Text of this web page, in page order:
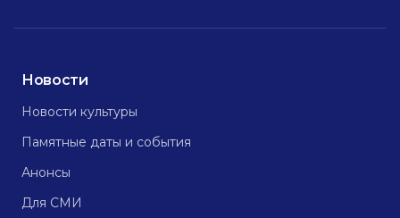
Новости
Новости культуры
Памятные даты и события
Анонсы
Для СМИ